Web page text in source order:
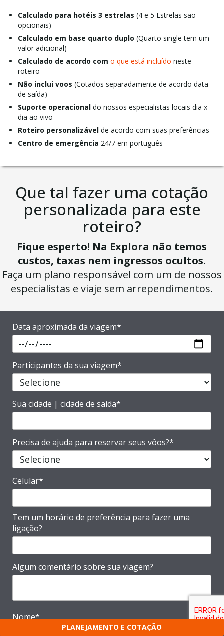
Calculado para hotéis 3 estrelas (4 e 5 Estrelas são
opcionais)
Calculado em base quarto duplo (Quarto single tem um
valor adicional)
Calculado de acordo com o que está incluído neste
roteiro
Não inclui voos (Cotados separadamente de acordo data
de saída)
Suporte operacional do nossos especialistas locais dia x
dia ao vivo
Roteiro personalizável de acordo com suas preferências
Centro de emergência 24/7 em português
Que tal fazer uma cotação
personalizada para este
roteiro?
Fique esperto! Na Explora não temos
custos, taxas nem ingressos ocultos.
Faça um plano responsável com um de nossos
especialistas e viaje sem arrependimentos.
Data aproximada da viagem*
Participantes da sua viagem*
Sua cidade | cidade de saída*
Precisa de ajuda para reservar seus vôos?*
Celular*
Tem um horário de preferência para fazer uma
ligação?
Algum comentário sobre sua viagem?
Nome*
PLANEJAMENTO E COTAÇÃO